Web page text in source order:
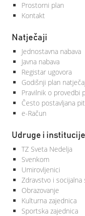
Prostorni plan
Kontakt
Natječaji
Jednostavna nabava
Javna nabava
Registar ugovora
Godišnji plan
Pravilnik o provedbi
Često postavljana
e-Račun
Udruge i institucije
TZ Sveta Nedelja
Svenkom
Umirovljenici
Zdravstvo i socijalna
Obrazovanje
Kulturna zajednica
Sportska zajednica